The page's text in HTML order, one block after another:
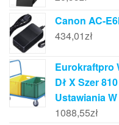
Canon AC-
434,01zł
Eurokraftpro
Dł X Szer
Ustawiania
1088,55zł